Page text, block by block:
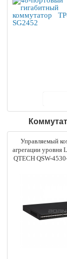
Управляемый
агрегации уровня
QTECH QSW-